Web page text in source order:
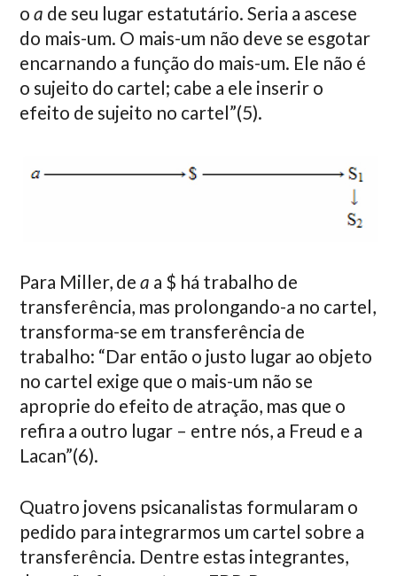
oa de seu lugar estatutário. Seria a ascese
do mais-um. O mais-um não deve se esgotar
encarnando a função do mais-um. Ele não é
o sujeito do cartel; cabe a ele inserir o
efeito de sujeito no cartel”(5).
Para Miller, dea a $ há trabalho de
transferência, mas prolongando-a no cartel,
transforma-se em transferência de
trabalho: “Dar então o justo lugar ao objeto
no cartel exige que o mais-um não se
aproprie do efeito de atração, mas que o
refira a outro lugar – entre nós, a Freud e a
Lacan”(6).
Quatro jovens psicanalistas formularam o
pedido para integrarmos um cartel sobre a
transferência. Dentre estas integrantes,